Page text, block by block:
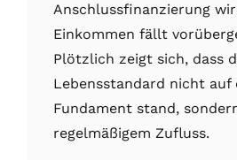
Anschlussfinanzierung
Einkommen fällt
Plötzlich zeigt sich, dass
Lebensstandard nicht auf
Fundament stand,
regelmäßigem Zufluss.